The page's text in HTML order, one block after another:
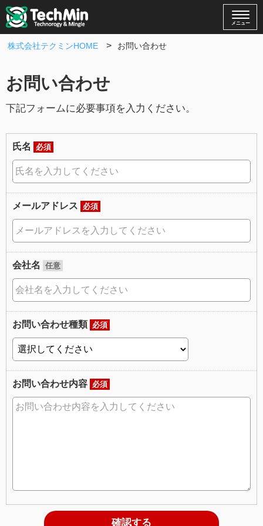
メニュー
株式会社テクミンHOME お問い合わせ
お問い合わせ
下記フォームに必要事項を入力ください。
氏名 必須
メールアドレス 必須
会社名 任意
お問い合わせ種類 必須
お問い合わせ内容 必須